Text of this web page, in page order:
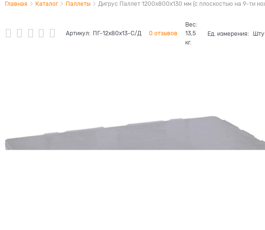
Главная Каталог Паллеты Дигрус Паллет 1200х800х130 мм (с плоскостью на 9-ти
Артикул: ПГ-12х80х13-С/Д 0 отзывов
Вес:
13,5
кг.
Ед. измерения: